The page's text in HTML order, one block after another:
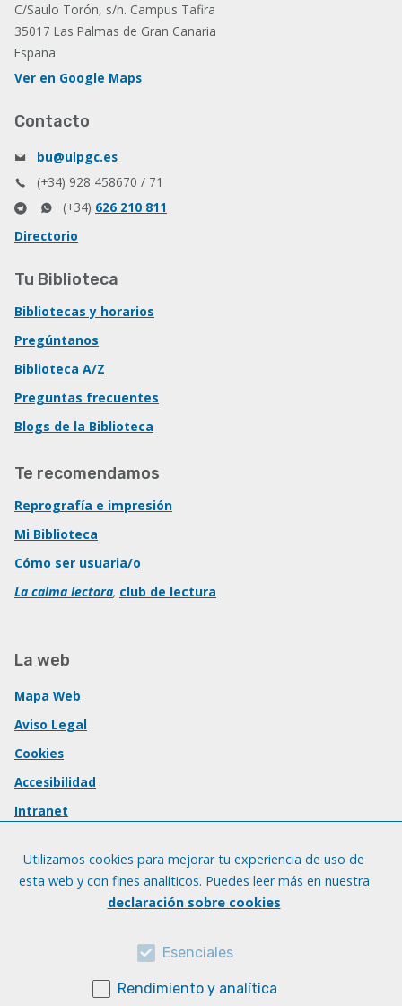
C/Saulo Torón, s/n. Campus Tafira
35017 Las Palmas de Gran Canaria
España
Ver en Google Maps
Contacto
bu@ulpgc.es
(+34) 928 458670 / 71
(+34) 626 210 811
Directorio
Tu Biblioteca
Bibliotecas y horarios
Pregúntanos
Biblioteca A/Z
Preguntas frecuentes
Blogs de la Biblioteca
Te recomendamos
Reprografía e impresión
Mi Biblioteca
Cómo ser usuaria/o
La calma lectora, club de lectura
La web
Mapa Web
Aviso Legal
Cookies
Accesibilidad
Intranet
Utilizamos cookies para mejorar tu experiencia de uso de
esta web y con fines analíticos. Puedes leer más en nuestra
declaración sobre cookies
Esenciales
Rendimiento y analítica